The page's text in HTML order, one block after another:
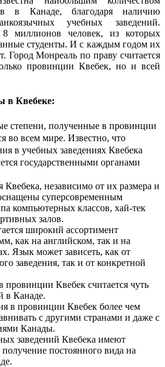
в Канаде, благодаря наличию
учебных заведений.
миллионов человек, из которых
студенты. И с каждым годом их
Город Монреаль по праву считается
провинции Квебек, но и всей
в Квебеке:
степени, полученные в провинции
во всем мире. Известно, что
в учебных заведениях Квебека
государственными органами
Квебека, независимо от их размера и
суперсовременным
компьютерных классов, хай-тек
залов.
широкий ассортимент
как на английском, так и на
Язык может зависеть, как от
заведения, так и от конкретной
провинции Квебек считается чуть
в Канаде.
в провинции Квебек более чем
с другими странами и даже с
Канады.
заведений Квебека имеют
постоянного вида на